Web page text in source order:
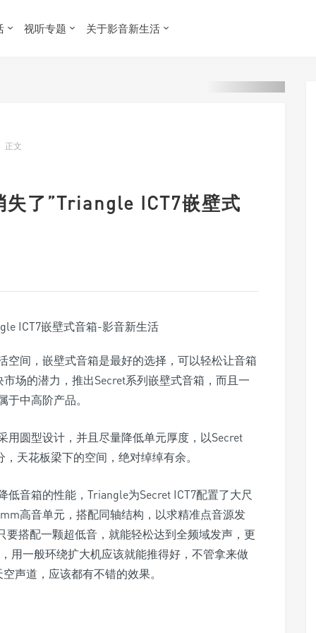
视听专题 关于影音新生活
正文
了”Triangle ICT7嵌壁式
空间，嵌壁式音箱是最好的选择，可以轻松让音箱
场的潜力，推出Secret系列嵌壁式音箱，而且一
于中高阶产品。
用圆型设计，并且尽量降低单元厚度，以Secret
天花板梁下的空间，绝对绰绰有余。
音箱的性能，Triangle为Secret ICT7配置了大尺
高音单元，搭配同轴结构，以求精准点音源发
要搭配一颗超低音，就能轻松达到全频域发声，更
用一般环绕扩大机应该就能推得好，不管拿来做
声道，应该都有不错的效果。